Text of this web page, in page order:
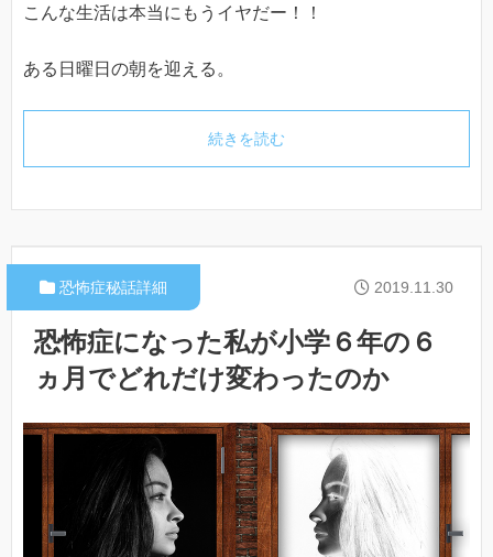
こんな生活は本当にもうイヤだー！！
ある日曜日の朝を迎える。
続きを読む
2019.11.30
恐怖症秘話詳細
恐怖症になった私が小学６年の６
ヵ月でどれだけ変わったのか